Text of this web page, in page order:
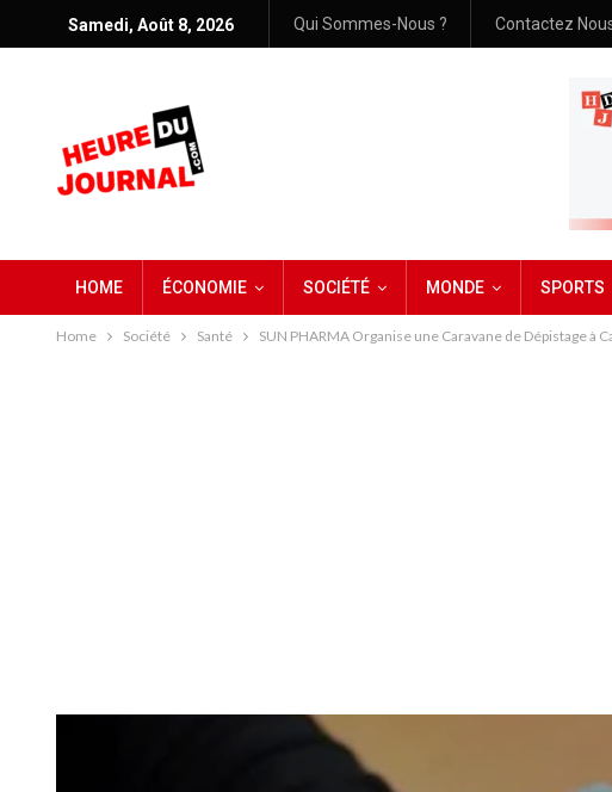
Samedi, Août 8, 2026 Qui Sommes-Nous ? Contactez
HOME ÉCONOMIE SOCIÉTÉ MONDE SPORTS
Home Société Santé SUN PHARMA Organise une Caravane de Dépistage à